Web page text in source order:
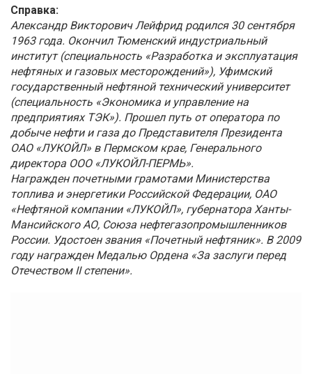
Справка:
Александр Викторович Лейфрид родился 30 сентября
1963 года. Окончил Тюменский индустриальный
институт (специальность «Разработка и эксплуатация
нефтяных и газовых месторождений»), Уфимский
государственный нефтяной технический университет
(специальность «Экономика и управление на
предприятиях ТЭК»). Прошел путь от оператора по
добыче нефти и газа до Представителя Президента
ОАО «ЛУКОЙЛ» в Пермском крае, Генерального
директора ООО «ЛУКОЙЛ-ПЕРМЬ».
Награжден почетными грамотами Министерства
топлива и энергетики Российской Федерации, OAO
«Нефтяной компании «ЛУКОЙЛ», губернатора Ханты-
Мансийского АО, Союза нефтегазопромышленников
России. Удостоен звания «Почетный нефтяник». В 2009
году награжден Медалью Ордена «За заслуги перед
Отечеством II степени».